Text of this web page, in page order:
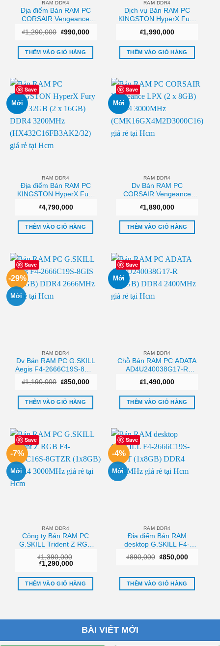
RAM DDR4
Địa điểm Bán RAM PC
CORSAIR Vengeance
CMK8GX4M1A2666C16
(1x8GB) DDR4 2666MHz
Chất lượng
₫1,290,000 Giá
là:
₫1,290,000.
₫990,000Giá
tại
₫990,000.
THÊM VÀO GIỎ HÀNG
RAM DDR4
Dịch vụ Bán RAM PC
KINGSTON HyperX Fury
2666MHz
(HX426C16FB3/16) Giá
rẻ
₫1,990,000
THÊM VÀO GIỎ HÀNG
Save
Mới
RAM DDR4
Địa điểm Bán RAM PC
KINGSTON HyperX Fury
DDR4 3200MHz
(HX432C16FB3AK2/32)
Tphcm
₫4,790,000
THÊM VÀO GIỎ HÀNG
Save
Mới
RAM DDR4
Dv Bán RAM PC
CORSAIR Vengeance
3000MHz
(CMK16GX4M2D3000C16)
Tphcm
₫1,890,000
THÊM VÀO GIỎ HÀNG
Save
-29%
Mới
RAM DDR4
Dv Bán RAM PC G.SKILL
Aegis F4-2666C19S-8GIS
(1x8GB) DDR4 2666MHz
Giá tốt
₫1,190,000 Giá
là:
₫1,190,000.
₫850,000Giá
tại
₫850,000.
THÊM VÀO GIỎ HÀNG
Save
Mới
RAM DDR4
Chỗ Bán RAM PC ADATA
AD4U240038G17-R
(1x8GB) DDR4 2400MHz
Sài gòn
₫1,490,000
THÊM VÀO GIỎ HÀNG
Save
-7%
Mới
RAM DDR4
Công ty Bán RAM PC
G.SKILL Trident Z RGB
(1x8GB) DDR4 3000MHz
₫1,390,000
Giá
là:
₫1,390,000.
₫1,290,000Giá
tại
là:
₫1,290,000.
THÊM VÀO GIỎ HÀNG
Save
-4%
Mới
RAM DDR4
Địa điểm Bán RAM
desktop G.SKILL F4-
(1x8GB) DDR4 2666MHz
₫890,000 Giá
₫890,000.
₫850,000Giá
là:
THÊM VÀO GIỎ HÀNG
BÀI VIẾT MỚI